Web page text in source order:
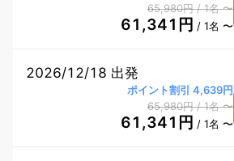
65,980円/ 1名〜
61,341円 / 1名 〜
2026/12/18 出発
ポイント割引 4,639円
65,980円/ 1名〜
61,341円 / 1名 〜